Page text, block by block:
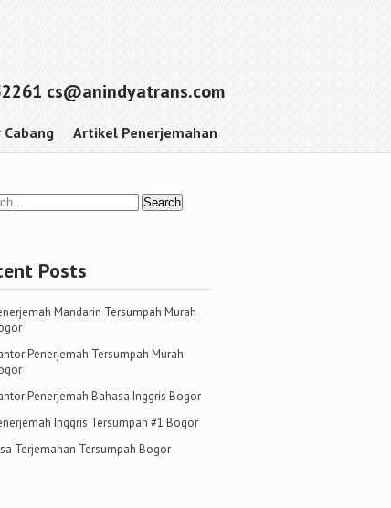
cs@anindyatrans.com
Artikel Penerjemahan
Posts
Mandarin Tersumpah Murah
Penerjemah Tersumpah Murah
Penerjemah Bahasa Inggris Bogor
Inggris Tersumpah #1 Bogor
Terjemahan Tersumpah Bogor